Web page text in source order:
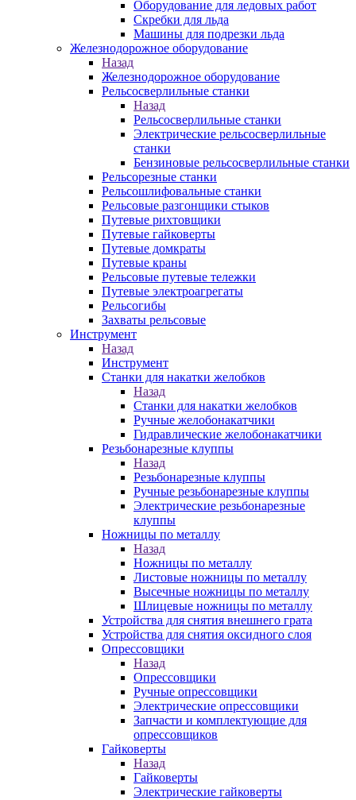
Оборудование для ледовых работ
Скребки для льда
Машины для подрезки льда
Железнодорожное оборудование
Назад
Железнодорожное оборудование
Рельсосверлильные станки
Назад
Рельсосверлильные станки
Электрические рельсосверлильные
станки
Бензиновые рельсосверлильные станки
Рельсорезные станки
Рельсошлифовальные станки
Рельсовые разгонщики стыков
Путевые рихтовщики
Путевые гайковерты
Путевые домкраты
Путевые краны
Рельсовые путевые тележки
Путевые электроагрегаты
Рельсогибы
Захваты рельсовые
Инструмент
Назад
Инструмент
Станки для накатки желобков
Назад
Станки для накатки желобков
Ручные желобонакатчики
Гидравлические желобонакатчики
Резьбонарезные клуппы
Назад
Резьбонарезные клуппы
Ручные резьбонарезные клуппы
Электрические резьбонарезные
клуппы
Ножницы по металлу
Назад
Ножницы по металлу
Листовые ножницы по металлу
Высечные ножницы по металлу
Шлицевые ножницы по металлу
Устройства для снятия внешнего грата
Устройства для снятия оксидного слоя
Опрессовщики
Назад
Опрессовщики
Ручные опрессовщики
Электрические опрессовщики
Запчасти и комплектующие для
опрессовщиков
Гайковерты
Назад
Гайковерты
Электрические гайковерты